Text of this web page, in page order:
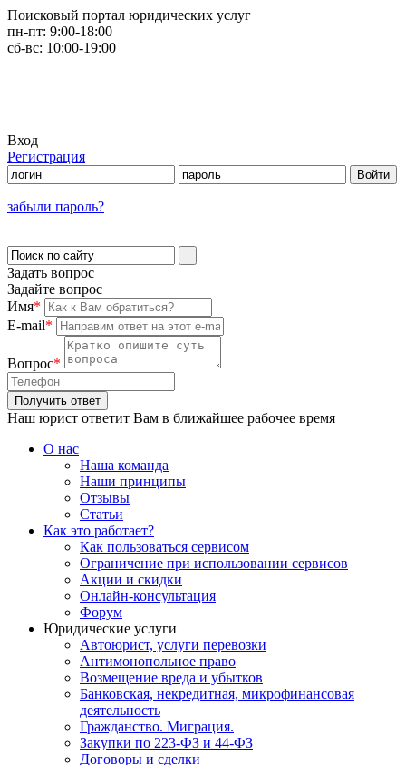
Поисковый портал юридических услуг
пн-пт: 9:00-18:00
сб-вс: 10:00-19:00
Вход
Регистрация
забыли пароль?
Задать вопрос
Задайте вопрос
Имя*
E-mail*
Вопрос*
Наш юрист ответит Вам в ближайшее рабочее время
О нас
Наша команда
Наши принципы
Отзывы
Статьи
Как это работает?
Как пользоваться сервисом
Ограничение при использовании сервисов
Акции и скидки
Онлайн-консультация
Форум
Юридические услуги
Автоюрист, услуги перевозки
Антимонопольное право
Возмещение вреда и убытков
Банковская, некредитная, микрофинансовая
деятельность
Гражданство. Миграция.
Закупки по 223-ФЗ и 44-ФЗ
Договоры и сделки